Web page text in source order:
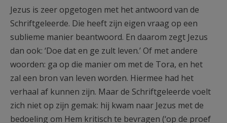
Jezus is zeer opgetogen met het antwoord van de
Schriftgeleerde. Die heeft zijn eigen vraag op een
sublieme manier beantwoord. En daarom zegt Jezus
dan ook: ‘Doe dat en ge zult leven.’ Of met andere
woorden: ga op die manier om met de Tora, en het
zal een bron van leven worden. Hiermee had het
verhaal af kunnen zijn. Maar de Schriftgeleerde voelt
zich niet op zijn gemak: hij kwam naar Jezus met de
bedoeling om Hem kritisch te bevragen (‘op de proef